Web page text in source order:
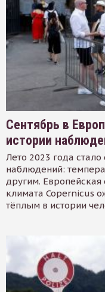
Сентябрь в
истории
Лето 2023 года
наблюдений:
другим.
климата Copernicus
тёплым в истории